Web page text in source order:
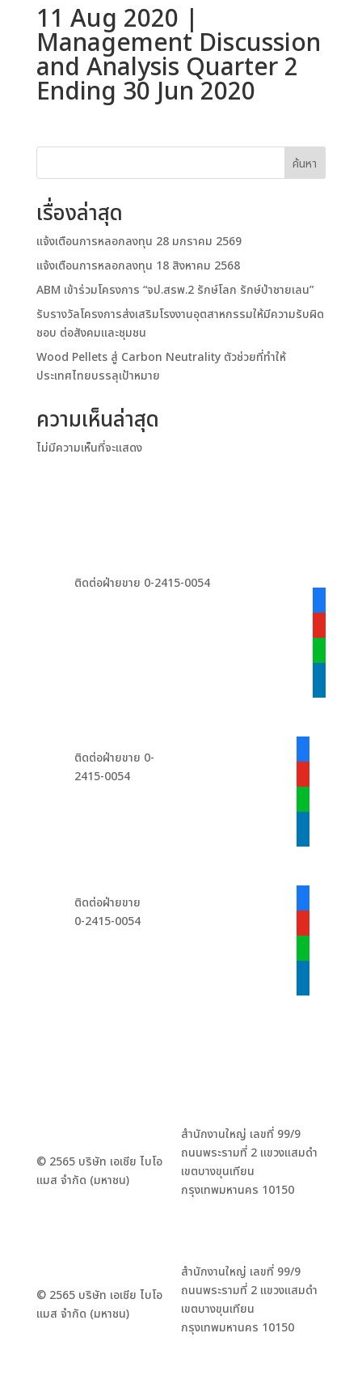
11 Aug 2020 |
Management Discussion
and Analysis Quarter 2
Ending 30 Jun 2020
ค้นหา
เรื่องล่าสุด
แจ้งเตือนการหลอกลงทุน 28 มกราคม 2569
แจ้งเตือนการหลอกลงทุน 18 สิงหาคม 2568
ABM เข้าร่วมโครงการ “จป.สรพ.2 รักษ์โลก รักษ์ป่าชายเลน”
รับรางวัลโครงการส่งเสริมโรงงานอุตสาหกรรมให้มีความรับผิด
ชอบ ต่อสังคมและชุมชน
Wood Pellets สู่ Carbon Neutrality ตัวช่วยที่ทำให้
ประเทศไทยบรรลุเป้าหมาย
ความเห็นล่าสุด
ไม่มีความเห็นที่จะแสดง
ติดต่อฝ่ายขาย 0-2415-0054
ติดต่อฝ่ายขาย 0-
2415-0054
ติดต่อฝ่ายขาย
0-2415-0054
© 2565 บริษัท เอเชีย ไบโอ
แมส จำกัด (มหาชน)
สำนักงานใหญ่ เลขที่ 99/9
ถนนพระรามที่ 2 แขวงแสมดำ
เขตบางขุนเทียน
กรุงเทพมหานคร 10150
© 2565 บริษัท เอเชีย ไบโอ
แมส จำกัด (มหาชน)
สำนักงานใหญ่ เลขที่ 99/9
ถนนพระรามที่ 2 แขวงแสมดำ
เขตบางขุนเทียน
กรุงเทพมหานคร 10150